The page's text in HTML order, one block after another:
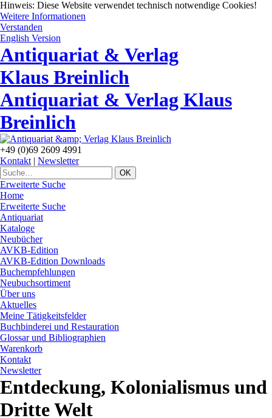
Hinweis: Diese Website verwendet technisch notwendige Cookies!
Weitere Informationen
Verstanden
English Version
Antiquariat & Verlag
Klaus Breinlich
Antiquariat & Verlag Klaus
Breinlich
+49 (0)69 2609 4991
Kontakt | Newsletter
Erweiterte Suche
Home
Erweiterte Suche
Antiquariat
Kataloge
Neubücher
AVKB-Edition
AVKB-Edition Downloads
Buchempfehlungen
Neubuchsortiment
Über uns
Aktuelles
Meine Tätigkeitsfelder
Buchbinderei und Restauration
Glossar und Bibliographien
Warenkorb
Kontakt
Newsletter
Entdeckung, Kolonialismus und
Dritte Welt